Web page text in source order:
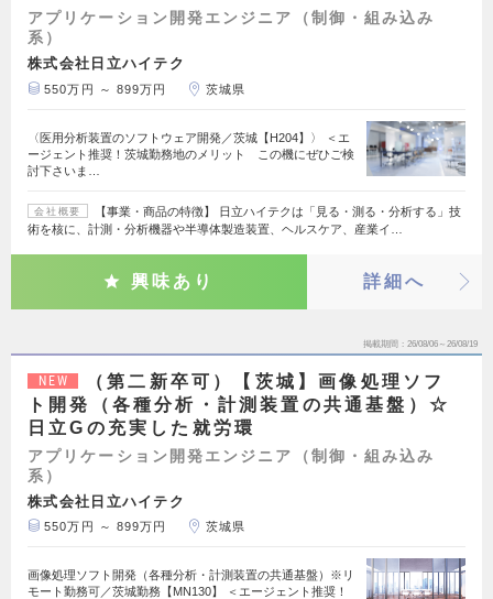
アプリケーション開発エンジニア（制御・組み込み
系）
株式会社日立ハイテク
550万円 ～ 899万円 茨城県
〈医用分析装置のソフトウェア開発／茨城【H204】〉 ＜エ
ージェント推奨！茨城勤務地のメリット この機にぜひご検
討下さいま…
会社概要
【事業・商品の特徴】 日立ハイテクは「見る・測る・分析する」技
術を核に、計測・分析機器や半導体製造装置、ヘルスケア、産業イ…
興味あり 詳細へ
掲載期間 26/08/06～26/08/19
NEW
（第二新卒可）【茨城】画像処理ソフ
ト開発（各種分析・計測装置の共通基盤）☆
日立Gの充実した就労環
アプリケーション開発エンジニア（制御・組み込み
系）
株式会社日立ハイテク
550万円 ～ 899万円 茨城県
画像処理ソフト開発（各種分析・計測装置の共通基盤）※リ
モート勤務可／茨城勤務【MN130】 ＜エージェント推奨！